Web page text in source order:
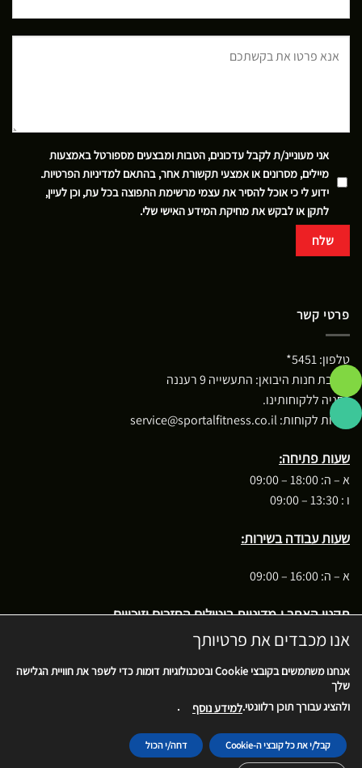
אני מעוניינ/ת לקבל עדכונים, הטבות ומבצעים מספורטל באמצעות
מיילים, מסרונים או אמצעי תקשורת אחר, בהתאם למדיניות הפרטיות.
ידוע לי כי אוכל להסיר את עצמי מרשימת התפוצה בכל עת, וכן לעיין,
לתקן או לבקש את מחיקת המידע האישי שלי.
פרטי קשר
טלפון:5451*
כתובת חנות היבואן: התעשייה 9 רעננה
*חניה ללקוחותינו.
שירות לקוחות:service@sportalfitness.co.il
שעות פתיחה:
א – ה: 18:00 – 09:00
ו : 13:30 – 09:00
שעות עבודה בשירות:
א – ה: 16:00 – 09:00
תקנון האתר ו-מדיניות ביטולים החזרים וזיכויים
בית אודות צרו קשר פרוייקטים
אנו מכבדים את פרטיותך
אנחנו משתמשים בקובצי Cookieובטכנולוגיות דומות כדי לשפר את חוויית הגלישה
שלך
ולהציג עבורך תוכן רלוונטי.למידע נוסף .
קבל/י את כל קובצי ה-Cookie דחה/י הכול